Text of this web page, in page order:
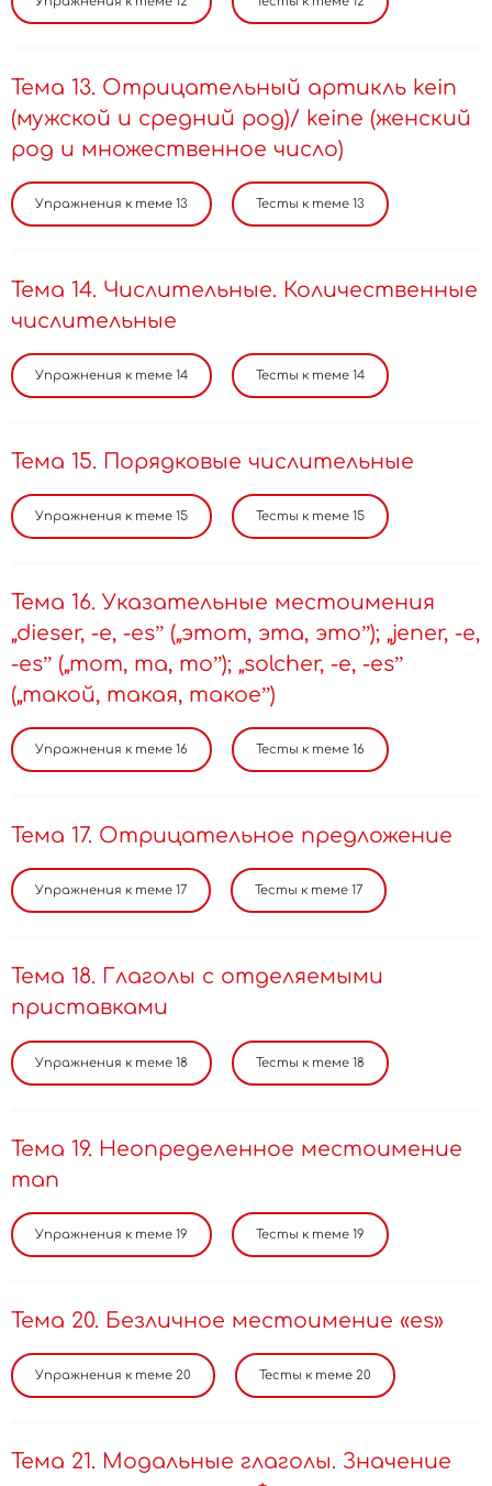
Тема 13. Отрицательный артикль kein
(мужской и средний род)/ keine (женский
род и множественное число)
Тема 14. Числительные. Количественные
числительные
Тема 15. Порядковые числительные
Тема 16. Указательные местоимения
„dieser, -e, -esˮ („этот, эта, этоˮ); „jener, -e,
-esˮ („тот, та, тоˮ); „solcher, -e, -esˮ
(„такой, такая, такоеˮ)
Тема 17. Отрицательное предложение
Тема 18. Глаголы с отделяемыми
приставками
Тема 19. Неопределенное местоимение
man
Тема 20. Безличное местоимение «es»
Тема 21. Mодальные глаголы. Значение